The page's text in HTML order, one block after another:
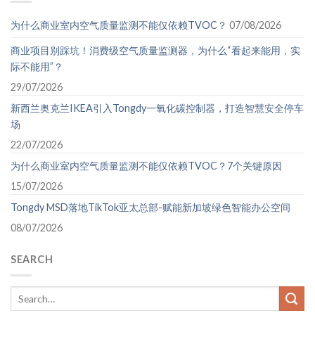
为什么商业室内空气质量监测不能仅依赖TVOC？ 07/08/2026
商业项目别踩坑！消费级空气质量监测器，为什么“看起来能用，实
际不能用”？
29/07/2026
新西兰奥克兰IKEA引入Tongdy一氧化碳控制器，打造智慧安全停车
场
22/07/2026
为什么商业室内空气质量监测不能仅依赖TVOC？7个关键原因
15/07/2026
Tongdy MSD落地TikTok亚太总部-赋能新加坡绿色智能办公空间
08/07/2026
SEARCH